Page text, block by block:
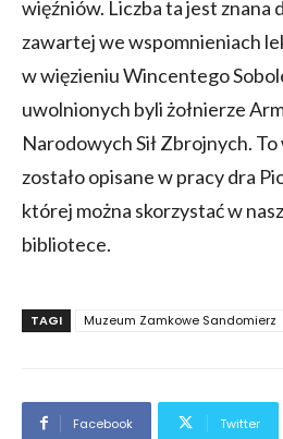
więźniów. Liczba ta jest znana
zawartej we wspomnieniach
w więzieniu Wincentego
uwolnionych byli żołnierze
Narodowych Sił Zbrojnych.
zostało opisane w pracy dra
której można skorzystać w
bibliotece.
TAGI Muzeum Zamkowe Sandomierz
Facebook Twitter